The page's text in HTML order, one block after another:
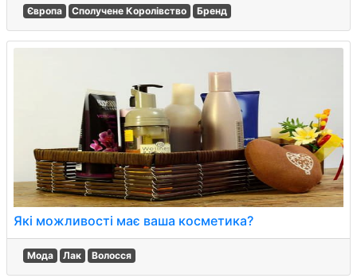
Європа Сполучене Королівство Бренд
Які можливості має ваша косметика?
Мода Лак Волосся